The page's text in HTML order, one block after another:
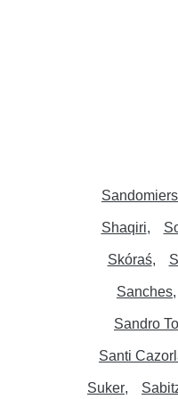
Shaqiri
Skóraś
Sanches
Sandro
Santi
Suker